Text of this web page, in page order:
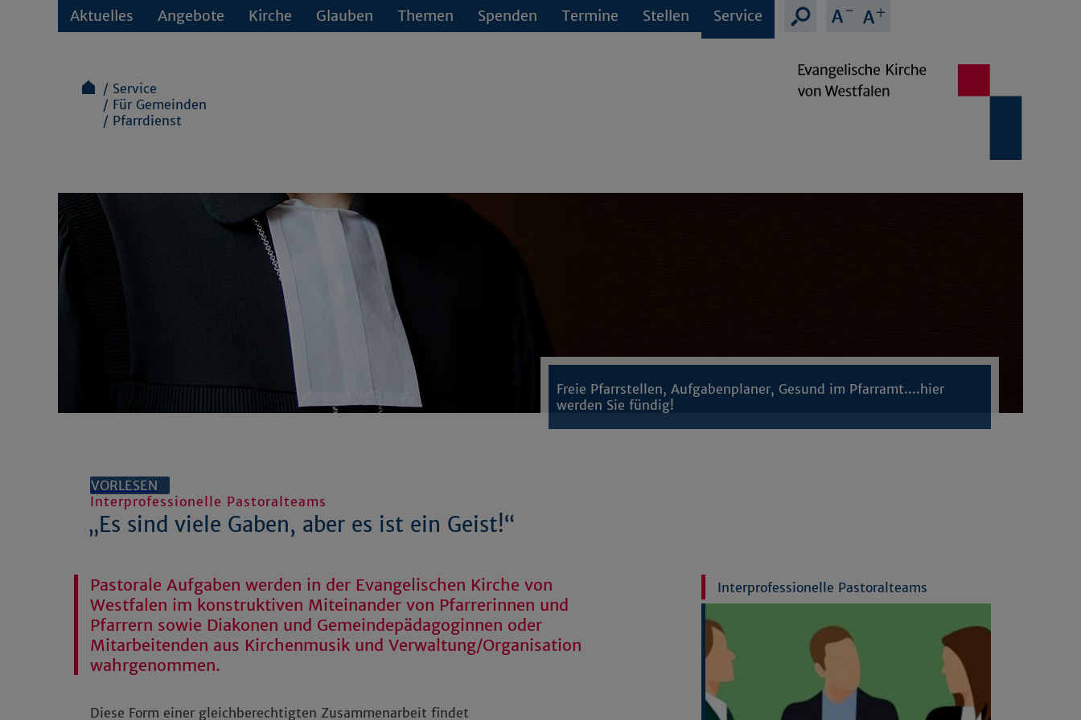
Aktuelles Angebote Kirche Glauben Themen Spenden Termine Stellen Service
Service
Für Gemeinden
Pfarrdienst
Freie Pfarrstellen, Aufgabenplaner, Gesund im Pfarramt....hier
werden Sie fündig!
VORLESEN
Interprofessionelle Pastoralteams
„Es sind viele Gaben, aber es ist ein Geist!“
Pastorale Aufgaben werden in der Evangelischen Kirche von
Westfalen im konstruktiven Miteinander von Pfarrerinnen und
Pfarrern sowie Diakonen und Gemeindepädagoginnen oder
Mitarbeitenden aus Kirchenmusik und Verwaltung/Organisation
wahrgenommen.
Diese Form einer gleichberechtigten Zusammenarbeit findet
Interprofessionelle Pastoralteams